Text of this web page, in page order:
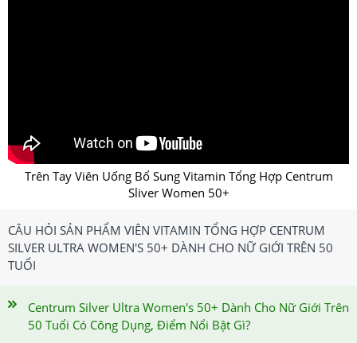
Trên Tay Viên Uống Bổ Sung Vitamin Tổng Hợp Centrum
Sliver Women 50+
CÂU HỎI SẢN PHẨM VIÊN VITAMIN TỔNG HỢP CENTRUM
SILVER ULTRA WOMEN'S 50+ DÀNH CHO NỮ GIỚI TRÊN 50
TUỔI
Centrum Silver Ultra Women's 50+ Dành Cho Nữ Giới Trên
50 Tuổi Có Công Dụng, Điểm Nổi Bật Gì?